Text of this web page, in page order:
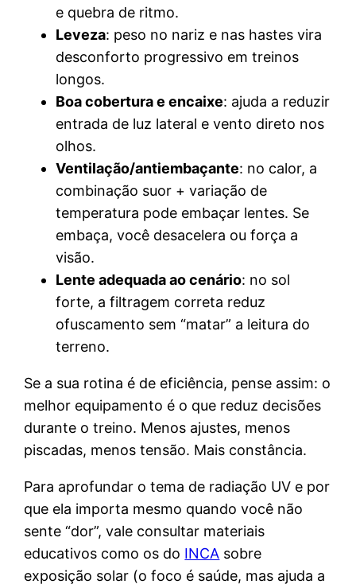
e quebra de ritmo.
Leveza: peso no nariz e nas hastes vira
desconforto progressivo em treinos
longos.
Boa cobertura e encaixe: ajuda a reduzir
entrada de luz lateral e vento direto nos
olhos.
Ventilação/antiembaçante: no calor, a
combinação suor + variação de
temperatura pode embaçar lentes. Se
embaça, você desacelera ou força a
visão.
Lente adequada ao cenário: no sol
forte, a filtragem correta reduz
ofuscamento sem “matar” a leitura do
terreno.
Se a sua rotina é de eficiência, pense assim: o
melhor equipamento é o que reduz decisões
durante o treino. Menos ajustes, menos
piscadas, menos tensão. Mais constância.
Para aprofundar o tema de radiação UV e por
que ela importa mesmo quando você não
sente “dor”, vale consultar materiais
educativos como os do INCA sobre
exposição solar (o foco é saúde, mas ajuda a